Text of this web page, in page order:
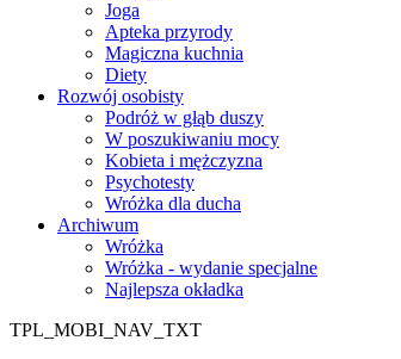
Joga
Apteka przyrody
Magiczna kuchnia
Diety
Rozwój osobisty
Podróż w głąb duszy
W poszukiwaniu mocy
Kobieta i mężczyzna
Psychotesty
Wróżka dla ducha
Archiwum
Wróżka
Wróżka - wydanie specjalne
Najlepsza okładka
TPL_MOBI_NAV_TXT